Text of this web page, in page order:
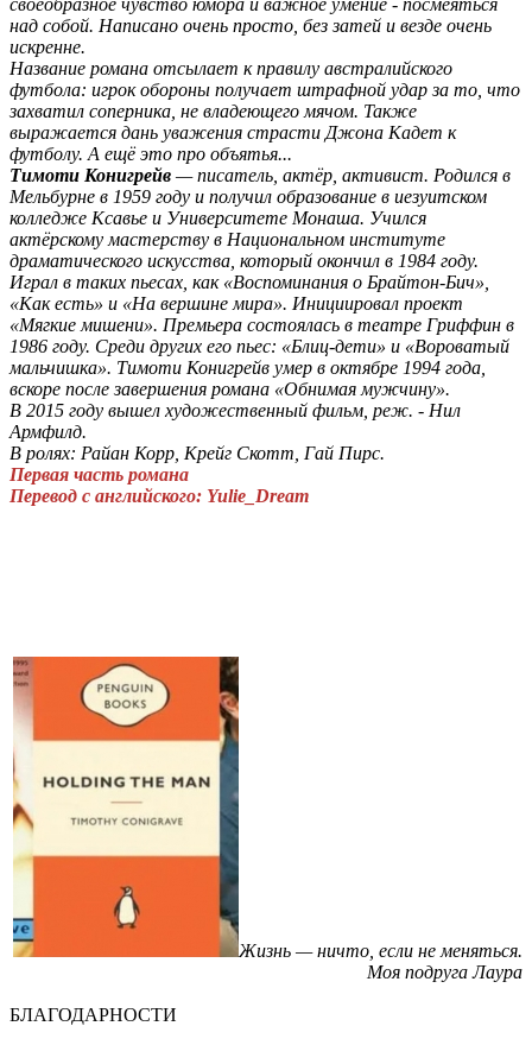
над собой. Написано очень просто, без затей и везде очень
искренне.
Название романа отсылает к правилу австралийского
футбола: игрок обороны получает штрафной удар за то, что
захватил соперника, не владеющего мячом. Также
выражается дань уважения страсти Джона Кадет к
футболу. А ещё это про объятья...
Тимоти Конигрейв — писатель, актёр, активист. Родился в
Мельбурне в 1959 году и получил образование в иезуитском
колледже Ксавье и Университете Монаша. Учился
актёрскому мастерству в Национальном институте
драматического искусства, который окончил в 1984 году.
Играл в таких пьесах, как «Воспоминания о Брайтон-Бич»,
«Как есть» и «На вершине мира». Инициировал проект
«Мягкие мишени». Премьера состоялась в театре Гриффин в
1986 году. Среди других его пьес: «Блиц-дети» и «Вороватый
мальчишка». Тимоти Конигрейв умер в октябре 1994 года,
вскоре после завершения романа «Обнимая мужчину».
В 2015 году вышел художественный фильм, реж. - Нил
Армфилд.
В ролях: Райан Корр, Крейг Скотт, Гай Пирс.
Первая часть романа
Перевод с английского: Yulie_Dream
Жизнь — ничто, если не меняться.
Моя подруга Лаура
БЛАГОДАРНОСТИ